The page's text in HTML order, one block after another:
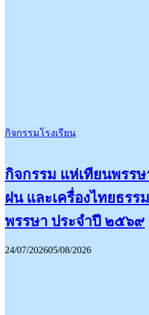
กิจกรรมโรงเรียน
กิจกรรม แห่เทียนพรร
ฝน และเครื่องไทยธรร
พรรษา ประจำปี ๒๕๖๙
24/07/202605/08/2026